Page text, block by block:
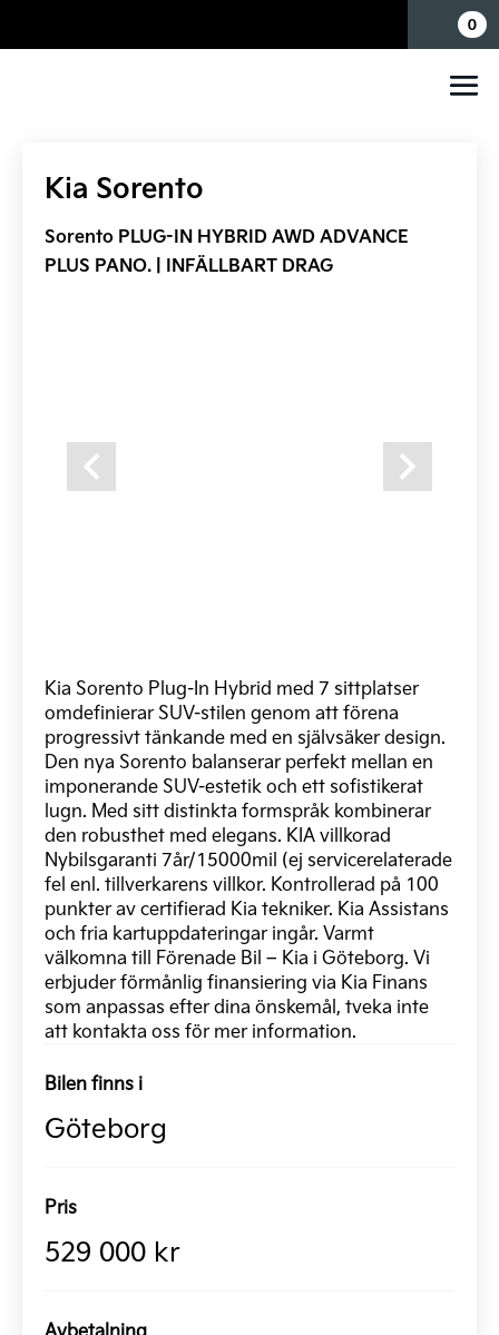
0
Kia Sorento
Sorento PLUG-IN HYBRID AWD ADVANCE
PLUS PANO. | INFÄLLBART DRAG
Previous Next
Kia Sorento Plug-In Hybrid med 7 sittplatser
omdefinierar SUV-stilen genom att förena
progressivt tänkande med en självsäker design.
Den nya Sorento balanserar perfekt mellan en
imponerande SUV-estetik och ett sofistikerat
lugn. Med sitt distinkta formspråk kombinerar
den robusthet med elegans. KIA villkorad
Nybilsgaranti 7år/15000mil (ej servicerelaterade
fel enl. tillverkarens villkor. Kontrollerad på 100
punkter av certifierad Kia tekniker. Kia Assistans
och fria kartuppdateringar ingår. Varmt
välkomna till Förenade Bil – Kia i Göteborg. Vi
erbjuder förmånlig finansiering via Kia Finans
som anpassas efter dina önskemål, tveka inte
att kontakta oss för mer information.
Bilen finns i
Göteborg
Pris
529 000 kr